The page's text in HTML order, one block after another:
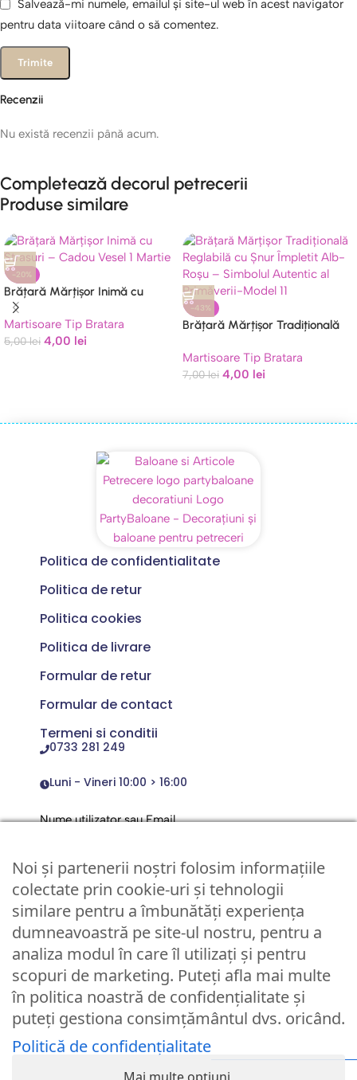
Recenzii
Nu există recenzii până acum.
Salvează-mi numele, emailul și site-ul web în acest navigator
pentru data viitoare când o să comentez.
Completează decorul petrecerii
Produse similare
-20%
Brățară Mărțișor Inimă cu
Strasuri – Cadou Vesel 1 Martie
Martisoare Tip Bratara
5,00lei 4,00 lei
-43%
Brățară Mărțișor Tradițională
Roșu – Simbolul Autentic al
Primăverii-Model 11
Martisoare Tip Bratara
7,00lei 4,00 lei
Politica de confidentialitate
Politica de retur
Politica cookies
Politica de livrare
Formular de retur
Formular de contact
Termeni si conditii
0733 281 249
Luni - Vineri 10:00 > 16:00
Nume utilizator sau Email
Parola
Remember Me
Logare
Lost your password?
© Partybaloane.ro - Toate drepturile rezervate. ™
Noi și partenerii noștri folosim informațiile
colectate prin cookie-uri și tehnologii
similare pentru a îmbunătăți experiența
dumneavoastră pe site-ul nostru, pentru a
analiza modul în care îl utilizați și pentru
scopuri de marketing. Puteți afla mai multe
în politica noastră de confidențialitate și
puteți gestiona consimțământul dvs. oricând.
Politică de confidențialitate